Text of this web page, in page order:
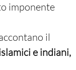
imponente
il
e indiani,